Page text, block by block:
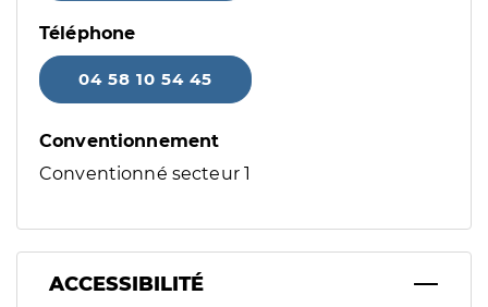
Téléphone
04 58 10 54 45
Conventionnement
Conventionné secteur 1
ACCESSIBILITÉ